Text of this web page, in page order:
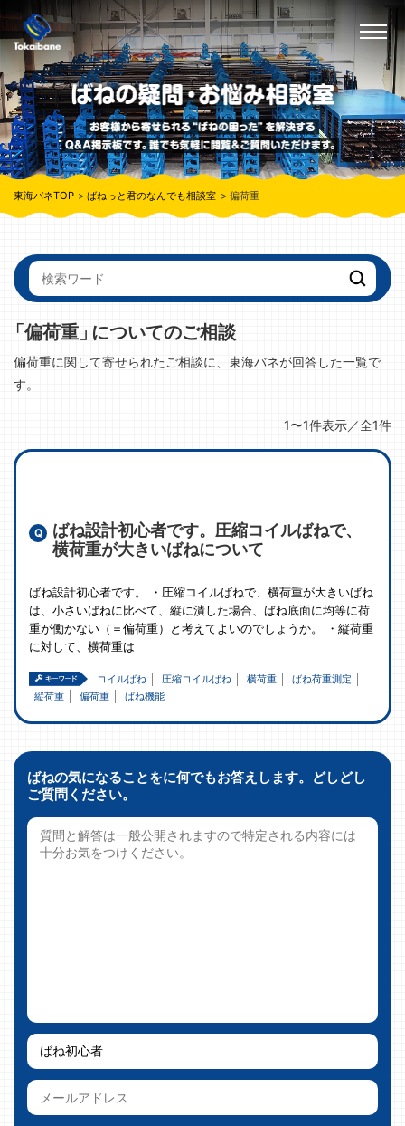
東海バネTOP ばねっと君のなんでも相談室 偏荷重
「偏荷重」についてのご相談
偏荷重に関して寄せられたご相談に、東海バネが回答した一覧で
す。
1〜1件表示／全1件
ばね設計初心者です。圧縮コイルばねで、
横荷重が大きいばねについて
ばね設計初心者です。 ・圧縮コイルばねで、横荷重が大きいばね
は、小さいばねに比べて、縦に潰した場合、ばね底面に均等に荷
重が働かない（＝偏荷重）と考えてよいのでしょうか。 ・縦荷重
に対して、横荷重は
コイルばね 圧縮コイルばね 横荷重
ばね荷重測定
縦荷重
偏荷重 ばね機能
ばねの気になることをに何でもお答えします。どしどし
ご質問ください。